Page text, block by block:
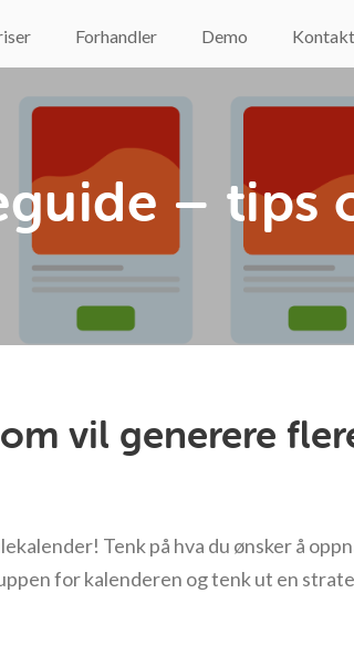
Forhandler Demo Kontakt
– tips
vil generere
Tenk på hva du ønsker å
for kalenderen og tenk ut en